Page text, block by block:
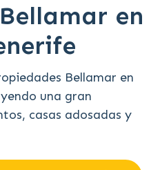
en
Bellamar en
una gran
casas adosadas y